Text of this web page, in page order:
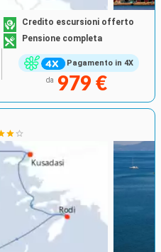
Pagamento in 4X
Credito escursioni offerto
Pensione completa
da 979 €